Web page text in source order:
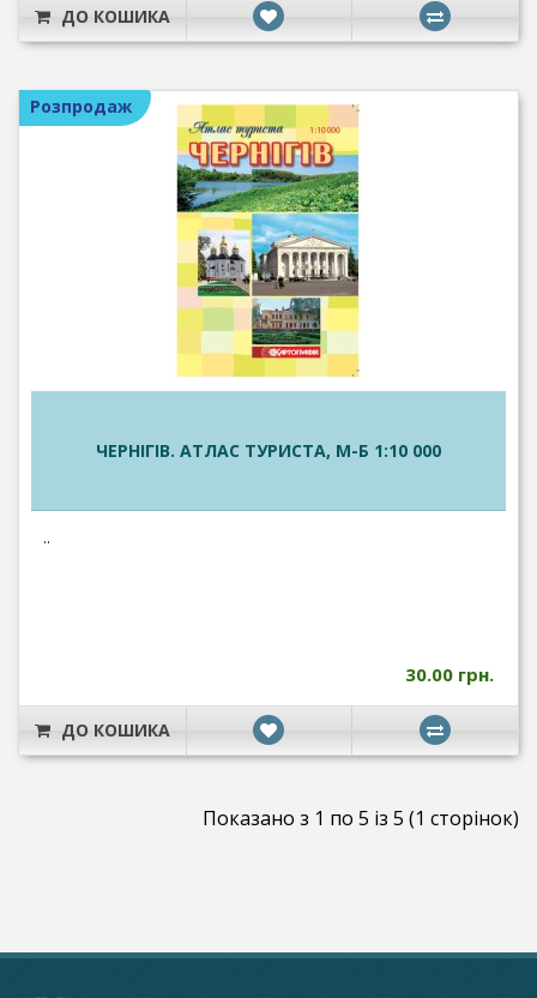
ДО КОШИКА
Розпродаж
ЧЕРНІГІВ. АТЛАС ТУРИСТА, М-Б 1:10 000
..
30.00 грн.
ДО КОШИКА
Показано з 1 по 5 із 5 (1 сторінок)